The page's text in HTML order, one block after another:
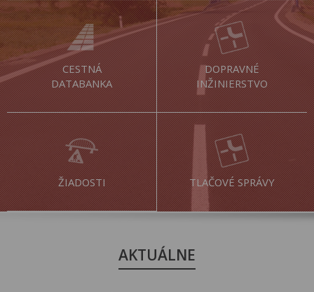
CESTNÁ
DATABANKA
DOPRAVNÉ
INŽINIERSTVO
ŽIADOSTI TLAČOVÉ SPRÁVY
AKTUÁLNE